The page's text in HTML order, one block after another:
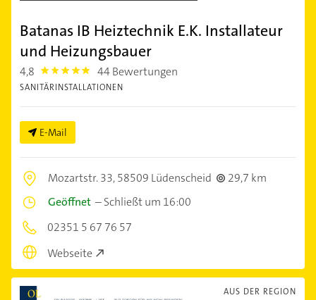
Batanas IB Heiztechnik E.K. Installateur
und Heizungsbauer
4,8 4.8 44 Bewertungen
SANITÄRINSTALLATIONEN
E-Mail
Mozartstr. 33,58509 Lüdenscheid
29,7 km
Geöffnet –Schließt um 16:00
02351 5 67 76 57
Webseite
AUS DER REGION